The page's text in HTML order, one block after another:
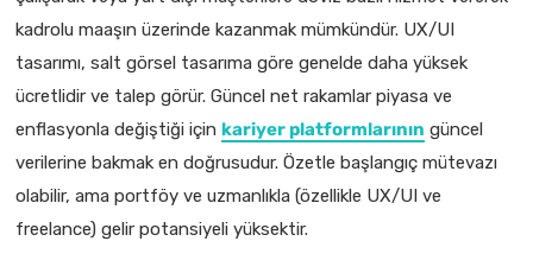
kadrolu maaşın üzerinde kazanmak mümkündür. UX/UI
tasarımı, salt görsel tasarıma göre genelde daha yüksek
ücretlidir ve talep görür. Güncel net rakamlar piyasa ve
enflasyonla değiştiği için kariyer platformlarının güncel
verilerine bakmak en doğrusudur. Özetle başlangıç mütevazı
olabilir, ama portföy ve uzmanlıkla (özellikle UX/UI ve
freelance) gelir potansiyeli yüksektir.